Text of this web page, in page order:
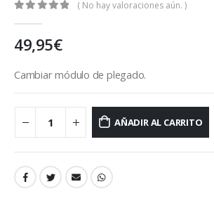
( No hay valoraciones aún. )
49,95€
Cambiar módulo de plegado.
AÑADIR AL CARRITO